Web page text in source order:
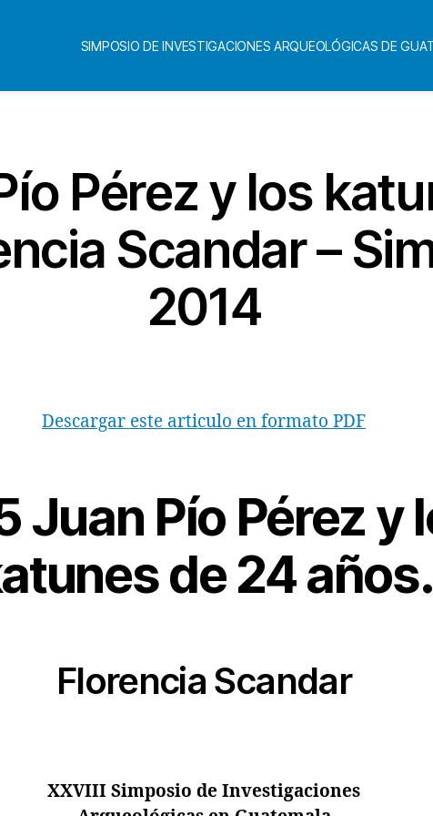
SIMPOSIO DE INVESTIGACIONES ARQUEOLÓGICAS DE
Pérez y los
Scandar –
2014
Descargar este articulo en formato PDF
Juan Pío Pérez y
de 24 años.
Florencia Scandar
XXVIII Simposio de Investigaciones